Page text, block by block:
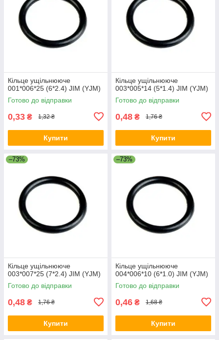
Кільце ущільнююче
001*006*25 (6*2.4) JIM (YJM)
Готово до відправки
0,33 ₴ 1,32 ₴
Купити
Кільце ущільнююче
003*005*14 (5*1.4) JIM (YJM)
Готово до відправки
0,48 ₴ 1,76 ₴
Купити
–73%
Кільце ущільнююче
003*007*25 (7*2.4) JIM (YJM)
Готово до відправки
0,48 ₴ 1,76 ₴
Купити
–73%
Кільце ущільнююче
004*006*10 (6*1.0) JIM (YJM)
Готово до відправки
0,46 ₴ 1,68 ₴
Купити